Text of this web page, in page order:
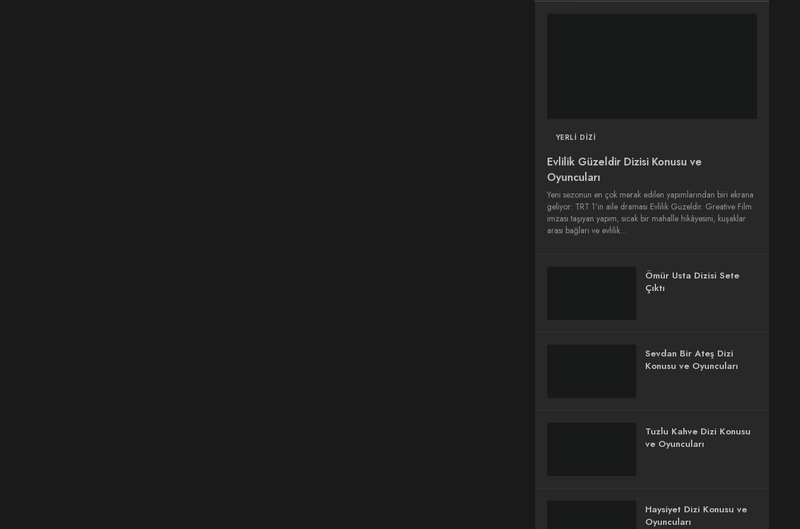
YERLI DIZI
Evlilik Güzeldir Dizisi Konusu ve
Oyuncuları
Yeni sezonun en çok merak edilen yapımlarından biri ekrana
geliyor: TRT 1'in aile draması Evlilik Güzeldir. Greative Film
imzası taşıyan yapım, sıcak bir mahalle hikâyesini, kuşaklar
arası bağları ve evlilik…
Ömür Usta Dizisi Sete
Çıktı
Sevdan Bir Ateş Dizi
Konusu ve Oyuncuları
Tuzlu Kahve Dizi Konusu
ve Oyuncuları
Haysiyet Dizi Konusu ve
Oyuncuları